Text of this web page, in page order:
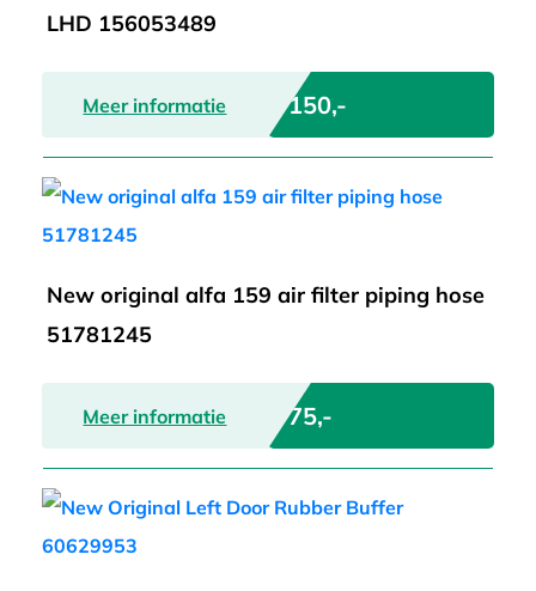
LHD 156053489
Meer informatie € 150,-
New original alfa 159 air filter piping hose
51781245
Meer informatie € 75,-